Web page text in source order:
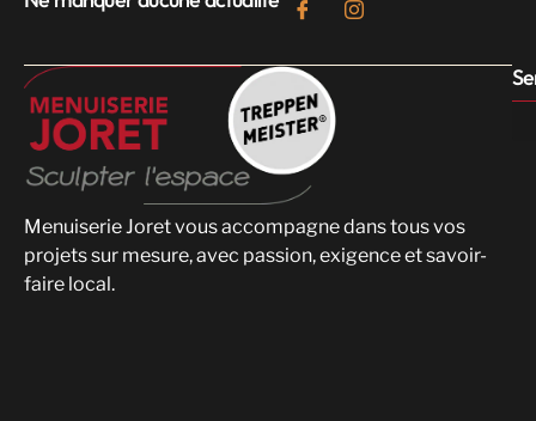
Menuiserie Joret vous accompagne dans tous vos
projets sur mesure, avec passion, exigence et savoir-
faire local.